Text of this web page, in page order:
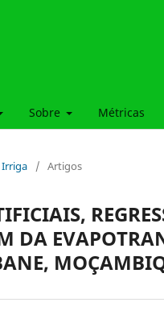
Sobre Métricas
Irriga / Artigos
DA